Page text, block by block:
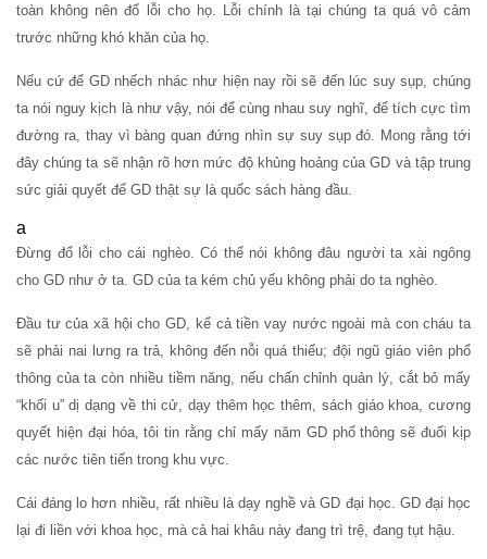
toàn không nên đổ lỗi cho họ. Lỗi chính là tại chúng ta quá vô cảm
trước những khó khăn của họ.
Nếu cứ để GD nhếch nhác như hiện nay rồi sẽ đến lúc suy sụp, chúng
ta nói nguy kịch là như vậy, nói để cùng nhau suy nghĩ, để tích cực tìm
đường ra, thay vì bàng quan đứng nhìn sự suy sụp đó. Mong rằng tới
đây chúng ta sẽ nhận rõ hơn mức độ khủng hoảng của GD và tập trung
sức giải quyết để GD thật sự là quốc sách hàng đầu.
a
Đừng đổ lỗi cho cái nghèo. Có thể nói không đâu người ta xài ngông
cho GD như ở ta. GD của ta kém chủ yếu không phải do ta nghèo.
Đầu tư của xã hội cho GD, kể cả tiền vay nước ngoài mà con cháu ta
sẽ phải nai lưng ra trả, không đến nỗi quá thiếu; đội ngũ giáo viên phổ
thông của ta còn nhiều tiềm năng, nếu chấn chỉnh quản lý, cắt bỏ mấy
“khối u” dị dạng về thi cử, dạy thêm học thêm, sách giáo khoa, cương
quyết hiện đại hóa, tôi tin rằng chỉ mấy năm GD phổ thông sẽ đuổi kịp
các nước tiên tiến trong khu vực.
Cái đáng lo hơn nhiều, rất nhiều là dạy nghề và GD đại học. GD đại học
lại đi liền với khoa học, mà cả hai khâu này đang trì trệ, đang tụt hậu.